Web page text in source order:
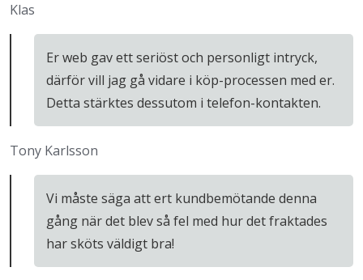
Klas
Er web gav ett seriöst och personligt intryck,
därför vill jag gå vidare i köp-processen med er.
Detta stärktes dessutom i telefon-kontakten.
Tony Karlsson
Vi måste säga att ert kundbemötande denna
gång när det blev så fel med hur det fraktades
har sköts väldigt bra!